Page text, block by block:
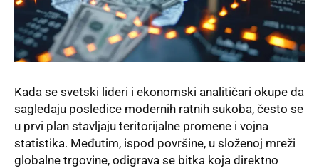
Kada se svetski lideri i ekonomski analitičari okupe da
sagledaju posledice modernih ratnih sukoba, često se
u prvi plan stavljaju teritorijalne promene i vojna
statistika. Međutim, ispod površine, u složenoj mreži
globalne trgovine, odigrava se bitka koja direktno